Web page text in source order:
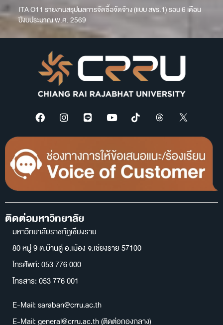
ITA O11 รายงานสรุปผลการจัดซื้อจัดจ้าง (แบบ สขร.1) รอบ 6 เดือน
ปีงบประมาณ พ.ศ. 2569
ติดต่อมหาวิทยาลัย
มหาวิทยาลัยราชภัฏเชียงราย
80 หมู่ 9 ต.บ้านดู่ อ.เมือง จ.เชียงราย 57100
โทรศัพท์: 053 776 000
โทรสาร: 053 776 001
E-Mail: saraban@crru.ac.th
E-Mail: general@crru.ac.th (ติดต่อกองกลาง)